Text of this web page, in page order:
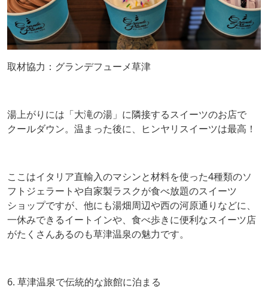
取材協力：グランデフューメ草津
湯上がりには「大滝の湯」に隣接するスイーツのお店で
クールダウン。温まった後に、ヒンヤリスイーツは最高！
ここはイタリア直輸入のマシンと材料を使った4種類のソ
フトジェラートや自家製ラスクが食べ放題のスイーツ
ショップですが、他にも湯畑周辺や西の河原通りなどに、
一休みできるイートインや、食べ歩きに便利なスイーツ店
がたくさんあるのも草津温泉の魅力です。
6. 草津温泉で伝統的な旅館に泊まる